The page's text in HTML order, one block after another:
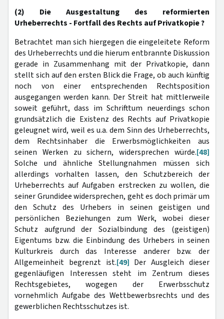
(2) Die Ausgestaltung des reformierten
Urheberrechts - Fortfall des Rechts auf Privatkopie ?
Betrachtet man sich hiergegen die eingeleitete Reform
des Urheberrechts und die hierum entbrannte Diskussion
gerade in Zusammenhang mit der Privatkopie, dann
stellt sich auf den ersten Blick die Frage, ob auch künftig
noch von einer entsprechenden Rechtsposition
ausgegangen werden kann. Der Streit hat mittlerweile
soweit geführt, dass im Schrifttum neuerdings schon
grundsätzlich die Existenz des Rechts auf Privatkopie
geleugnet wird, weil es u.a. dem Sinn des Urheberrechts,
dem Rechtsinhaber die Erwerbsmöglichkeiten aus
seinen Werken zu sichern, widersprechen würde.[48]
Solche und ähnliche Stellungnahmen müssen sich
allerdings vorhalten lassen, den Schutzbereich der
Urheberrechts auf Aufgaben erstrecken zu wollen, die
seiner Grundidee widersprechen, geht es doch primär um
den Schutz des Urhebers in seinen geistigen und
persönlichen Beziehungen zum Werk, wobei dieser
Schutz aufgrund der Sozialbindung des (geistigen)
Eigentums bzw. die Einbindung des Urhebers in seinen
Kulturkreis durch das Interesse anderer bzw. der
Allgemeinheit begrenzt ist.[49] Der Ausgleich dieser
gegenläufigen Interessen steht im Zentrum dieses
Rechtsgebietes, wogegen der Erwerbsschutz
vornehmlich Aufgabe des Wettbewerbsrechts und des
gewerblichen Rechtsschutzes ist.